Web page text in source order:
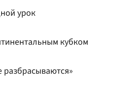
урок
кубком
разбрасываются»